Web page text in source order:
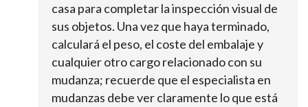
casa para completar la inspección visual de
sus objetos. Una vez que haya terminado,
calculará el peso, el coste del embalaje y
cualquier otro cargo relacionado con su
mudanza; recuerde que el especialista en
mudanzas debe ver claramente lo que está